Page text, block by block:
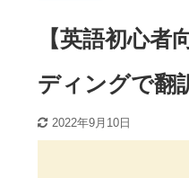
【英語初心
ディングで翻
2022年9月10日